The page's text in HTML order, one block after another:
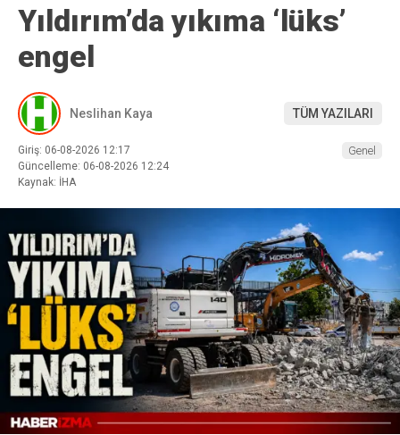
Yıldırım’da yıkıma ‘lüks’
engel
Neslihan Kaya TÜM YAZILARI
Giriş: 06-08-2026 12:17
Güncelleme: 06-08-2026 12:24
Kaynak: İHA
Genel